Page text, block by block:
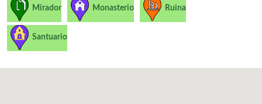
Mirador Monasterio Ruina
Santuario